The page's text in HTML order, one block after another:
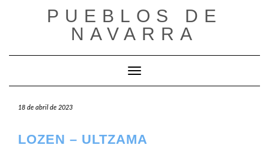
PUEBLOS DE
NAVARRA
Cambiar modo de navegación
18 de abril de 2023
LOZEN – ULTZAMA